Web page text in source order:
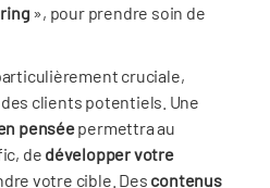
», pour prendre soin de
cruciale,
clients potentiels. Une
penséepermettra au
de développer votre
votre cible. Des contenus